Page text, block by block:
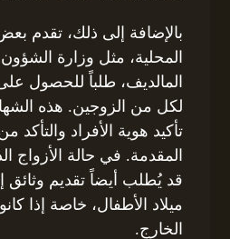
بالإضافة إلى ذلك، تقدم
المحلية، مثل وزارة
المالديف، طلباً للحصول
لكل من الزوجين. هذه
تأكيد هوية الأفراد والتأكد
المقدمة. في حالة الأزواج
قد يُطلب أيضاً تقديم
ميلاد الأطفال، خاصة إذا
الخارج.